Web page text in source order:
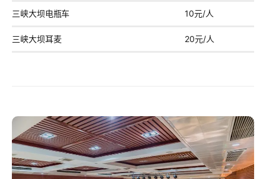
三峡大坝电瓶车 10元/人
三峡大坝耳麦 20元/人